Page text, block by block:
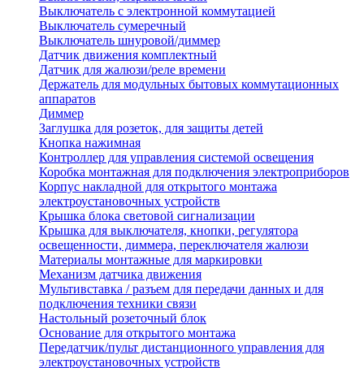
Выключатель с электронной коммутацией
Выключатель сумеречный
Выключатель шнуровой/диммер
Датчик движения комплектный
Датчик для жалюзи/реле времени
Держатель для модульных бытовых коммутационных
аппаратов
Диммер
Заглушка для розеток, для защиты детей
Кнопка нажимная
Контроллер для управления системой освещения
Коробка монтажная для подключения электроприборов
Корпус накладной для открытого монтажа
электроустановочных устройств
Крышка блока световой сигнализации
Крышка для выключателя, кнопки, регулятора
освещенности, диммера, переключателя жалюзи
Материалы монтажные для маркировки
Механизм датчика движения
Мультивставка / разъем для передачи данных и для
подключения техники связи
Настольный розеточный блок
Основание для открытого монтажа
Передатчик/пульт дистанционного управления для
электроустановочных устройств